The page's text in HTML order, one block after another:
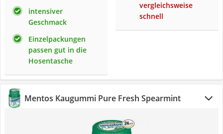
intensiver
Geschmack
Einzelpackungen
passen gut in die
Hosentasche
vergleichsweise
schnell
Mentos Kaugummi Pure Fresh Spearmint